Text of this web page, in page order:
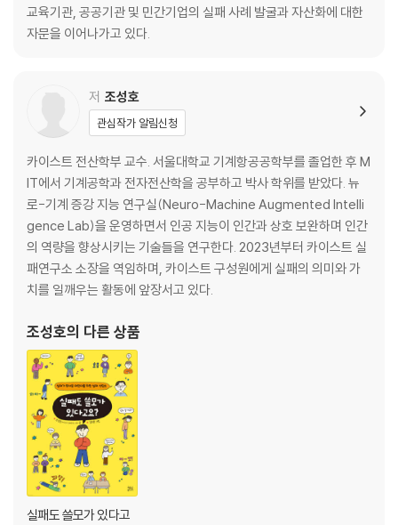
이것은 실패가 아니란 말인가?
실패는 객관적 사실인가 주관적 판단인가
5장 실패에서 배운다는 것
‘실패는 성공의 어머니’의 진짜 의미
카이스트 실패연구소가 찾아낸 ‘실패에서 배우기’
실패에서 더 잘 배우기 위하여
맺음말: 실패를 두려워하지 않는 삶에 대하여
감사의 말
부록: 실패연구소 소장의 메시지
교육기관, 공공기관 및 민간기업의 실패 사례 발굴과 자산화에 대한
자문을 이어나가고 있다.
저 조성호
관심작가 알림신청
카이스트 전산학부 교수. 서울대학교 기계항공공학부를 졸업한 후 M
IT에서 기계공학과 전자전산학을 공부하고 박사 학위를 받았다. 뉴
로-기계 증강 지능 연구실(Neuro-Machine Augmented Intelli
gence Lab)을 운영하면서 인공 지능이 인간과 상호 보완하며 인간
의 역량을 향상시키는 기술들을 연구한다. 2023년부터 카이스트 실
패연구소 소장을 역임하며, 카이스트 구성원에게 실패의 의미와 가
치를 일깨우는 활동에 앞장서고 있다.
조성호의 다른 상품
실패도 쓸모가 있다고